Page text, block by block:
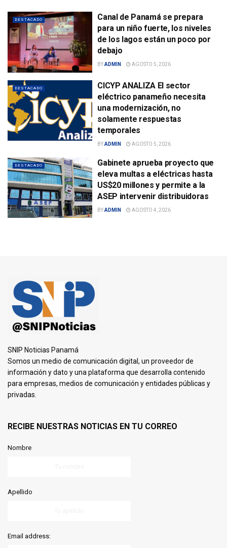
DESTACADO
Canal de Panamá se prepara
para un niño fuerte, los niveles
de los lagos están un poco por
debajo
BYADMIN AGOSTO 5, 2026
DESTACADO
CICYP ANALIZA El sector
eléctrico panameño necesita
una modernización, no
solamente respuestas
temporales
BYADMIN AGOSTO 5, 2026
DESTACADO
Gabinete aprueba proyecto que
eleva multas a eléctricas hasta
US$20 millones y permite a la
ASEP intervenir distribuidoras
BYADMIN AGOSTO 4, 2026
SNIP Noticias Panamá
Somos un medio de comunicación digital, un proveedor de
información y dato y una plataforma que desarrolla contenido
para empresas, medios de comunicación y entidades públicas y
privadas.
RECIBE NUESTRAS NOTICIAS EN TU CORREO
Nombre
Apellido
Email address: